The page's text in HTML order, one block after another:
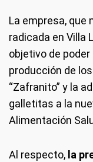
La empresa, que
radicada en Villa
objetivo de
producción de
“Zafranito” y la
galletitas a la
Alimentación
Al respecto, la